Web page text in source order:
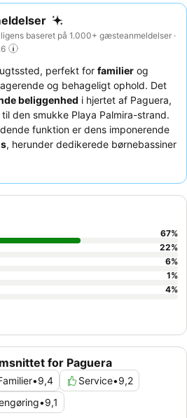
baseret på 1.000+ gæsteanmeldelser ·
perfekt for familier og
og behageligt ophold. Det
beliggenhed i hjertet af Paguera,
den smukke Playa Palmira-strand.
funktion er dens imponerende
, herunder dedikerede børnebassiner
det
du overveje at booke et værelse i
for moderne møbler og
for Paguera
•9,4 Service•9,2
•9,1
67%
22%
6%
1%
4%